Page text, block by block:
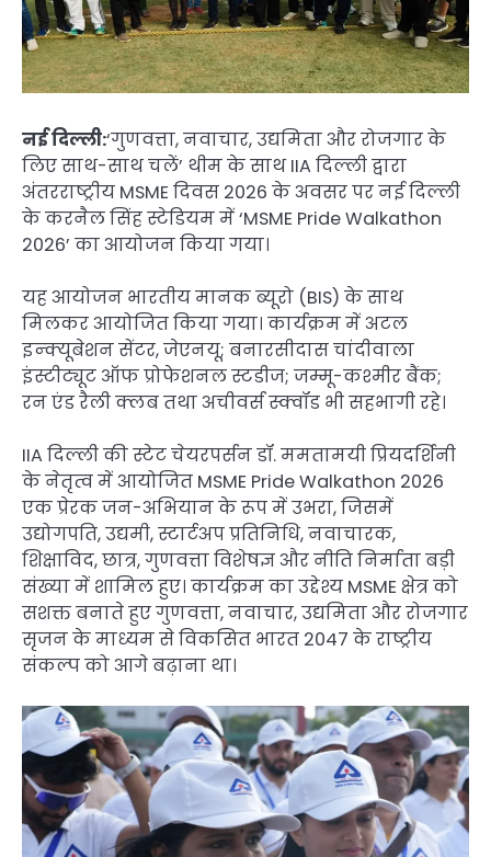
नई दिल्ली:‘गुणवत्ता, नवाचार, उद्यमिता और रोजगार के
लिए साथ-साथ चलें’ थीम के साथ IIA दिल्ली द्वारा
अंतरराष्ट्रीय MSME दिवस 2026 के अवसर पर नई दिल्ली
के करनैल सिंह स्टेडियम में ‘MSME Pride Walkathon
2026’ का आयोजन किया गया।
यह आयोजन भारतीय मानक ब्यूरो (BIS) के साथ
मिलकर आयोजित किया गया। कार्यक्रम में अटल
इन्क्यूबेशन सेंटर, जेएनयू; बनारसीदास चांदीवाला
इंस्टीट्यूट ऑफ प्रोफेशनल स्टडीज; जम्मू-कश्मीर बैंक;
रन एंड रैली क्लब तथा अचीवर्स स्क्वॉड भी सहभागी रहे।
IIA दिल्ली की स्टेट चेयरपर्सन डॉ. ममतामयी प्रियदर्शिनी
के नेतृत्व में आयोजित MSME Pride Walkathon 2026
एक प्रेरक जन-अभियान के रूप में उभरा, जिसमें
उद्योगपति, उद्यमी, स्टार्टअप प्रतिनिधि, नवाचारक,
शिक्षाविद, छात्र, गुणवत्ता विशेषज्ञ और नीति निर्माता बड़ी
संख्या में शामिल हुए। कार्यक्रम का उद्देश्य MSME क्षेत्र को
सशक्त बनाते हुए गुणवत्ता, नवाचार, उद्यमिता और रोजगार
सृजन के माध्यम से विकसित भारत 2047 के राष्ट्रीय
संकल्प को आगे बढ़ाना था।